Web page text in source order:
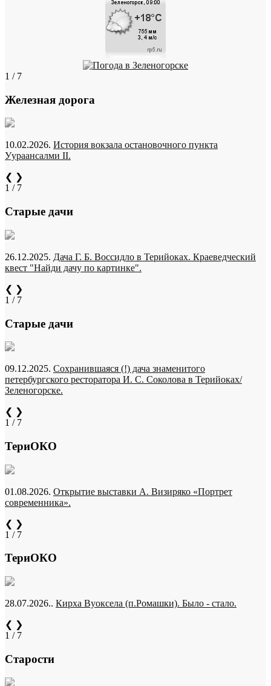
1 / 7
Железная дорога
10.02.2026. История вокзала остановочного пункта
Уураансалми II.
❮ ❯
1 / 7
Старые дачи
26.12.2025. Дача Г. Б. Воссидло в Терийоках. Краеведческий
квест "Найди дачу по картинке".
❮ ❯
1 / 7
Старые дачи
09.12.2025. Сохранившаяся (!) дача знаменитого
петербургского ресторатора И. С. Соколова в Терийоках/
Зеленогорске.
❮ ❯
1 / 7
ТериОКО
01.08.2026. Открытие выставки А. Визиряко «Портрет
современника».
❮ ❯
1 / 7
ТериОКО
28.07.2026.. Кирха Вуоксела (п.Ромашки). Было - стало.
❮ ❯
1 / 7
Старости